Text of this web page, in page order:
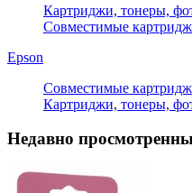
Картриджи, тонеры,
Совместимые
Epson
Совместимые
Картриджи, тонеры,
Недавно